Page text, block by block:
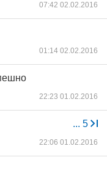
07:42 02.02.2016
01:14 02.02.2016
22:23 01.02.2016
... 5
22:06 01.02.2016